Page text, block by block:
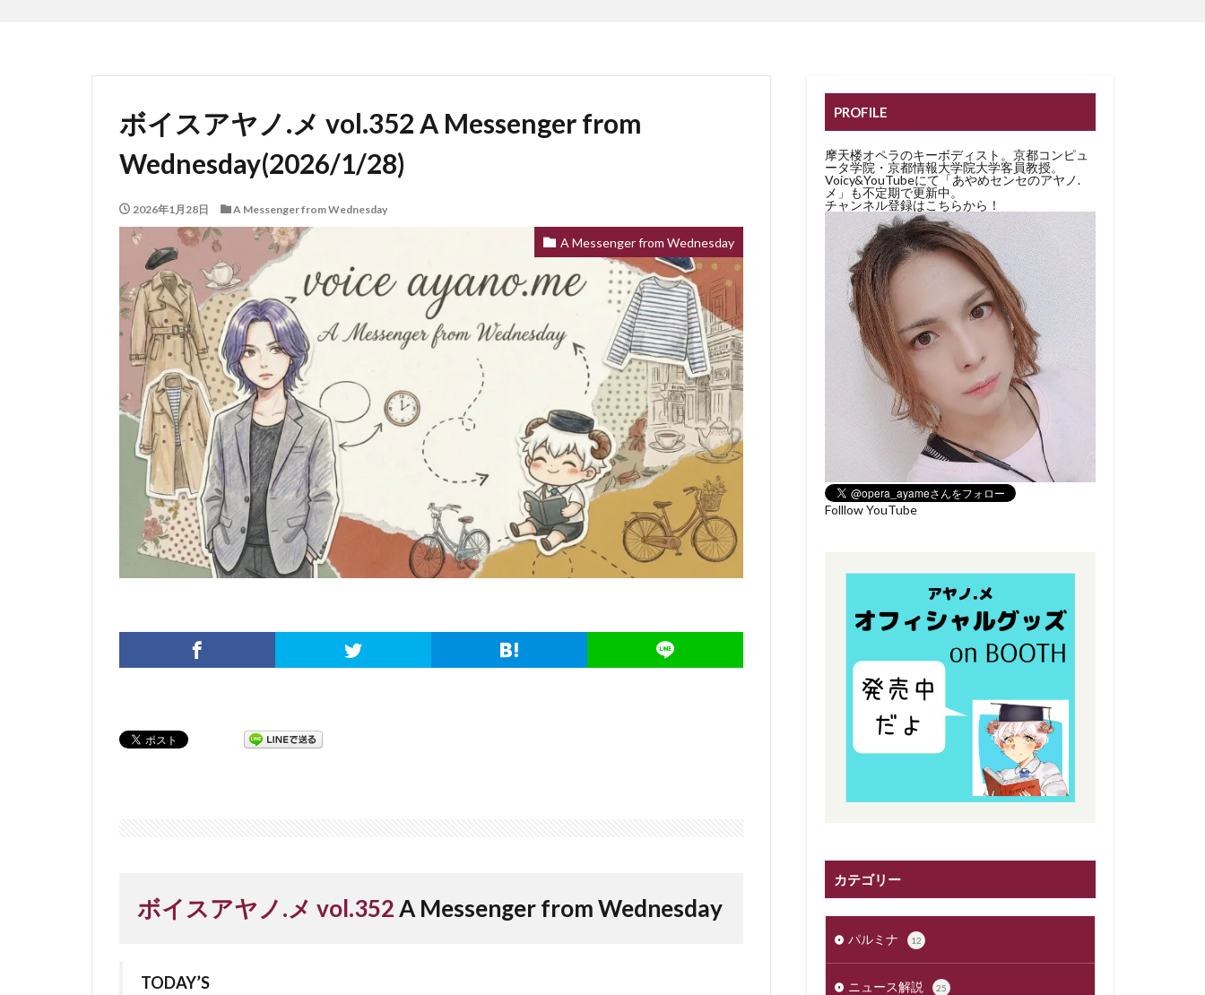
ボイスアヤノ.メ vol.352 A Messenger from
Wednesday(2026/1/28)
2026年1月28日 A Messenger from Wednesday
A Messenger from Wednesday
ボイスアヤノ.メ vol.352A Messenger from Wednesday
TODAY’S
PROFILE
摩天楼オペラのキーボディスト。京都コンピュ
ータ学院・京都情報大学院大学客員教授。
Voicy&YouTubeにて「あやめセンセのアヤノ.
メ」も不定期で更新中。
チャンネル登録はこちらから！
Folllow YouTube
カテゴリー
パルミナ 12
ニュース解説 25